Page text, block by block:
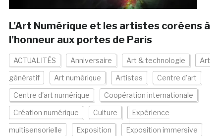
L’Art Numérique et les artistes coréens à
l’honneur aux portes de Paris
ACTUALITÉS Anniversaire Art & technologie Art
génératif Art numérique Artistes Centre d'art
Centre d'art numérique Coopération internationale
Création numérique Culture Expérience
multisensorielle Exposition Exposition immersive